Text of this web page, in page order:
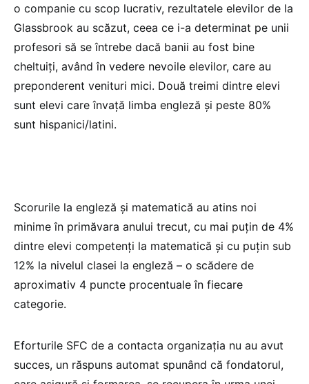
o companie cu scop lucrativ, rezultatele elevilor de la
Glassbrook au scăzut, ceea ce i-a determinat pe unii
profesori să se întrebe dacă banii au fost bine
cheltuiți, având în vedere nevoile elevilor, care au
preponderent venituri mici. Două treimi dintre elevi
sunt elevi care învață limba engleză și peste 80%
sunt hispanici/latini.
Scorurile la engleză și matematică au atins noi
minime în primăvara anului trecut, cu mai puțin de 4%
dintre elevi competenți la matematică și cu puțin sub
12% la nivelul clasei la engleză – o scădere de
aproximativ 4 puncte procentuale în fiecare
categorie.
Eforturile SFC de a contacta organizația nu au avut
succes, un răspuns automat spunând că fondatorul,